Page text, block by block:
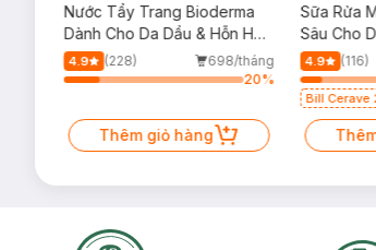
Nước Tẩy Trang Bioderma
Dành Cho Da Dầu & Hỗn Hợp
500ml
4.9 (228)
698/tháng
20%
Thêm giỏ hàng
Sữa Rửa
Sâu Cho
Dầu 473ml
4.9 (116)
Bill Cerave